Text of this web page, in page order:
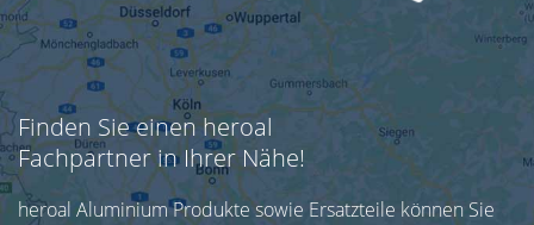
Finden Sie einen heroal
Fachpartner in Ihrer Nähe!
heroal Aluminium Produkte sowie Ersatzteile können Sie